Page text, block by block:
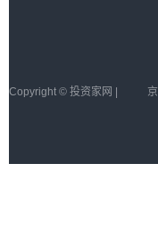
Copyright © 投资家网 |